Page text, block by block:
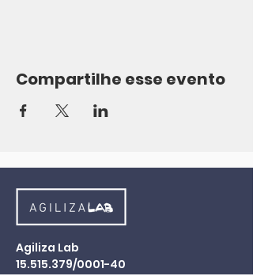
Compartilhe esse evento
Agiliza Lab
15.515.379/0001-40